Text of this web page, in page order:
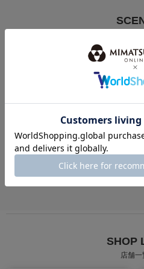
結婚式・披露宴
ステージ・演奏会
お通夜・お葬式
街歩き
弔事
SHOP
店舗一